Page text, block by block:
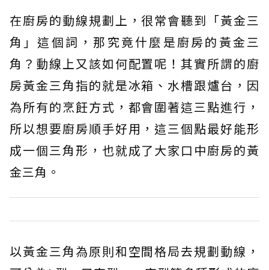
在廚房的動線規劃上，很常會聽到「黃金三
角」這個詞，那究竟什麼是廚房的黃金三
角？動線上又該如何配置呢！其實所謂的廚
房黃金三角指的就是冰箱、水槽跟爐台，因
為所有的烹飪方式，都會圍著這三點進行，
所以想要廚房順手好用，這三個點最好能形
成一個三角形，也就成了大家口中廚房的黃
金三角。
以黃金三角為原則和空間格局去規劃動線，